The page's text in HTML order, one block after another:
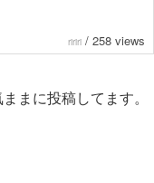
ririri / 258 views
まに投稿してます。